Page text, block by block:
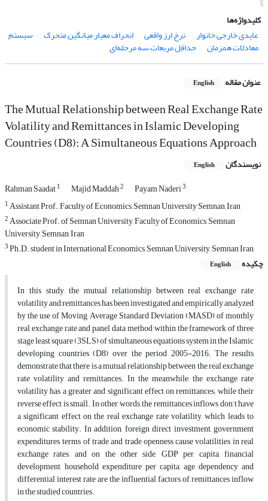
کلیدواژه‌ها
عایدی خارجی خانوار
نرخ ارز واقعی انحراف معیار میانگین متحرک سیستم
معادلات همزمان حداقل مربعات سه مرحله‌ای
عنوان مقاله English
The Mutual Relationship between Real Exchange Rate
Volatility and Remittances in Islamic Developing
Countries (D8): A Simultaneous Equations Approach
نویسندگان English
Rahman Saadat1 Majid Maddah2 Payam Naderi3
1Assistant Prof., Faculty of Economics, Semnan University Semnan, Iran
2Associate Prof. of Semnan University, Faculty of Economics, Semnan
University, Semnan, Iran
3Ph.D. student in International Economics, Semnan University, Semnan Iran
چکیده
English
In this study, the mutual relationship between real exchange rate
volatility and remittances has been investigated and empirically analyzed
by the use of Moving Average Standard Deviation (MASD) of monthly
real exchange rate and panel data method within the framework of three
stage least square (3SLS) of simultaneous equations system in the Islamic
developing countries (D8) over the period 2005-2016. The results
demonstrate that there is a mutual relationship between the real exchange
rate volatility and remittances. In the meanwhile, the exchange rate
volatility has a greater and significant effect on remittances; while their
reverse effect is small. In other words, the remittances inflows don’t have
a significant effect on the real exchange rate volatility, which leads to
economic stability. In addition, foreign direct investment, government
expenditures, terms of trade and trade openness cause volatilities in real
exchange rates, and on the other side, GDP per capita, financial
development, household expenditure per capita, age dependency and
differential interest rate are the influential factors of remittances inflow
in the studied countries.